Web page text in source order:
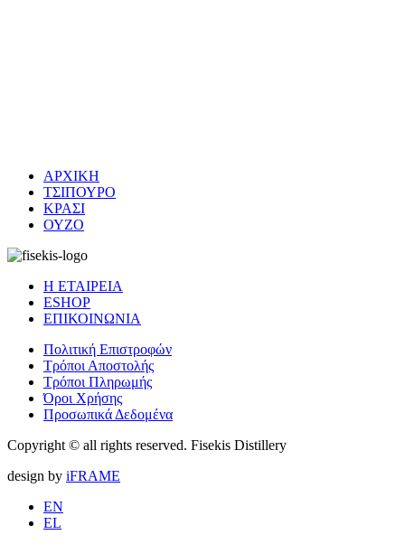
ΑΡΧΙΚΗ
ΤΣΙΠΟΥΡΟ
ΚΡΑΣΙ
ΟΥΖΟ
Η ΕΤΑΙΡΕΙΑ
ESHOP
ΕΠΙΚΟΙΝΩΝΙΑ
Πολιτική Επιστροφών
Τρόποι Αποστολής
Τρόποι Πληρωμής
Όροι Χρήσης
Προσωπικά Δεδομένα
Copyright © all rights reserved. Fisekis Distillery
design by iFRAME
EN
EL